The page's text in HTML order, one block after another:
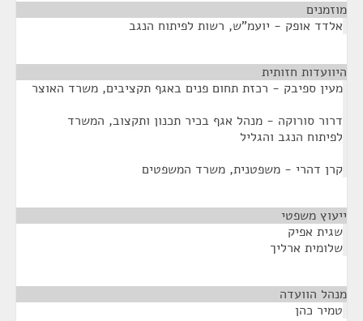
מוזמנים
אלדד אופק - יועמ"ש, רשות לפיתוח הנגב
היוועדות חזותית
מעין ספיבק - רכזת תחום פנים באגף תקציבים, משרד האוצר
דרור סורוקה - מנהל אגף בכיר תכנון ותקצוב, המשרד
לפיתוח הנגב והגליל
קרן דהרי - משפטנית, משרד המשפטים
ייעוץ משפטי
שגית אפיק
שלומית ארליך
מנהל הוועדה
טמיר כהן